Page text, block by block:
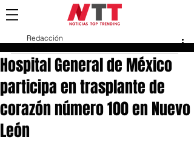
Hospital General de México
participa en trasplante de
corazón número 100 en Nuevo
León
Redacción